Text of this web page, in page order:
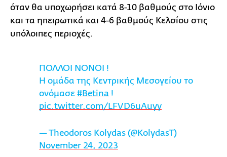
όταν θα υποχωρήσει κατά 8-10 βαθμούς στο Ιόνιο
και τα ηπειρωτικά και 4-6 βαθμούς Κελσίου στις
υπόλοιπες περιοχές.
ΠΟΛΛΟΙ ΝΟΝΟΙ !
Η ομάδα της Κεντρικής Μεσογείου το
ονόμασε #Betina !
pic.twitter.com/LFVD6uAuyy
— Theodoros Kolydas (@KolydasT)
November 24, 2023